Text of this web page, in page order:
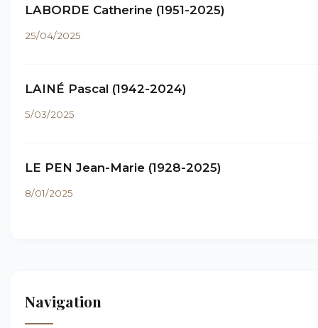
LABORDE Catherine (1951-2025)
25/04/2025
LAINÉ Pascal (1942-2024)
5/03/2025
LE PEN Jean-Marie (1928-2025)
8/01/2025
Navigation